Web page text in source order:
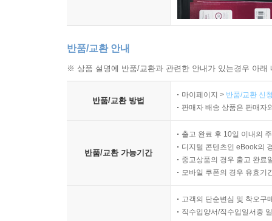
반품/교환 안내
※ 상품 설명에 반품/교환과 관련한 안내가 있는경우 아
반품/교환 방법
마이페이지 > 반품/교환 신
판매자 배송 상품은 판매자
반품/교환 가능기간
출고 완료 후 10일 이내의
디지털 콘텐츠인 eBook의
중고상품의 경우 출고 완료
모바일 쿠폰의 경우 유효기
고객의 단순변심 및 착오구
직수입양서/직수입일서중